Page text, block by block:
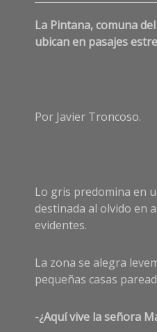
La Pintana, comuna
ubican en pasajes
Por Javier Troncoso.
Lo gris predomina en
destinada al olvido en
evidentes.
La zona se alegra
pequeñas casas
-¿Aquí vive la señora